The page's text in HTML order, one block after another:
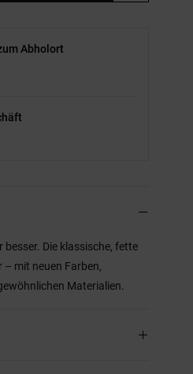
Abholort
Die klassische, fette
mit neuen Farben,
Materialien.